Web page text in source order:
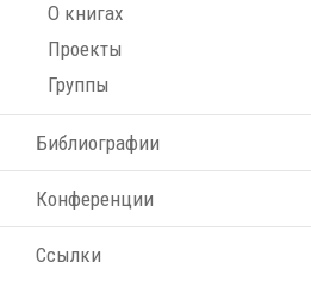
О книгах
Проекты
Группы
Библиографии
Конференции
Ссылки